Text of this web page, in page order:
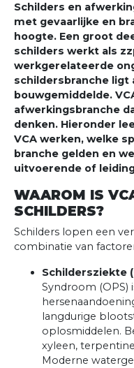
Schilders en
met gevaarlijke en
hoogte. Een groot
schilders werkt als
werkgerelateerde
schildersbranche ligt
bouwgemiddelde.
afwerkingsbranche
denken. Hieronder
VCA werken, welke
branche gelden en
uitvoerende of
WAAROM IS
SCHILDERS?
Schilders lopen een
combinatie van
Schildersziekte
Syndroom (OPS)
langdurige
oplosmiddelen.
xyleen,
Moderne